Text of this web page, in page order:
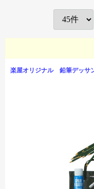
楽屋オリジナル 鉛筆デッサ